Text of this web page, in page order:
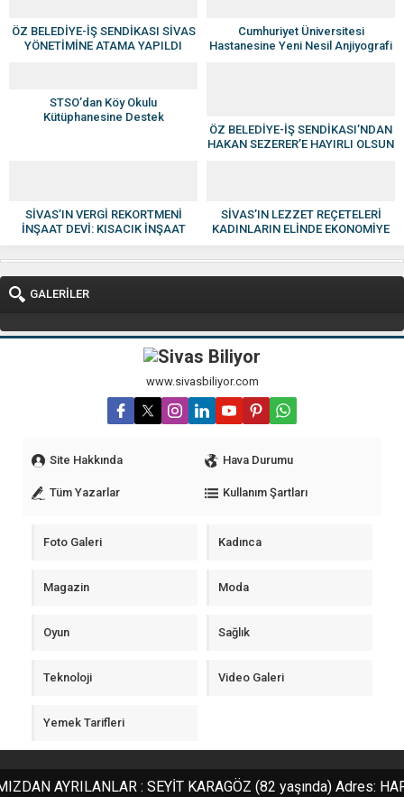
ÖZ BELEDİYE-İŞ SENDİKASI SİVAS
YÖNETİMİNE ATAMA YAPILDI
Cumhuriyet Üniversitesi
Hastanesine Yeni Nesil Anjiyografi
STSO’dan Köy Okulu
Kütüphanesine Destek
ÖZ BELEDİYE-İŞ SENDİKASI’NDAN
HAKAN SEZERER’E HAYIRLI OLSUN
SİVAS’IN VERGİ REKORTMENİ
İNŞAAT DEVİ: KISACIK İNŞAAT
GÜVEN VE KALİTENİN ADI OLDU
SİVAS’IN LEZZET REÇETELERİ
KADINLARIN ELİNDE EKONOMİYE
KAZANDIRILIYOR
GALERİLER
www.sivasbiliyor.com
Site Hakkında Hava Durumu
Tüm Yazarlar Kullanım Şartları
Foto Galeri Kadınca
Magazin Moda
Oyun Sağlık
Teknoloji Video Galeri
Yemek Tarifleri
© 2025 SivasBiliyor.com. Tüm hakları saklıdır.
AYRILANLAR : SEYİT KARAGÖZ (82 yaşında) Adres: